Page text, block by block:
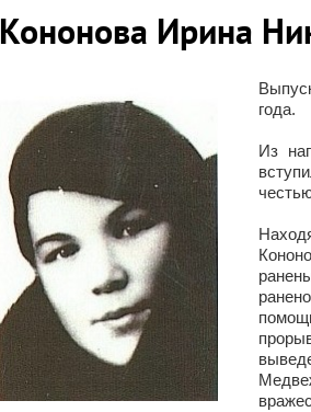
Кононова Ирина
года.
Из